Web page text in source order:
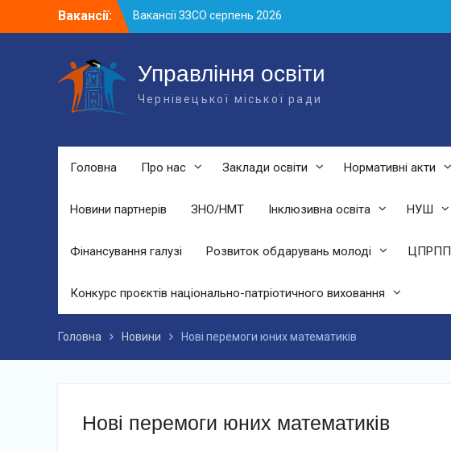
Вакансії:
Вакансії ЗЗСО серпень 2026
Вакансії ЗЗСО червень 2026
підрозділах ЗЗСО станом на 01.08.2026
р.Управління освіти
Чернівецької міської ради
Головна Про нас Заклади освіти Нормативні акти
Новини партнерів ЗНО/НМТ Інклюзивна освіта НУШ
Фінансування галузі Розвиток обдарувань молоді ЦПРПП
Конкурс проєктів національно-патріотичного виховання
Головна Новини Нові перемоги юних математиків
Нові перемоги юних математиків